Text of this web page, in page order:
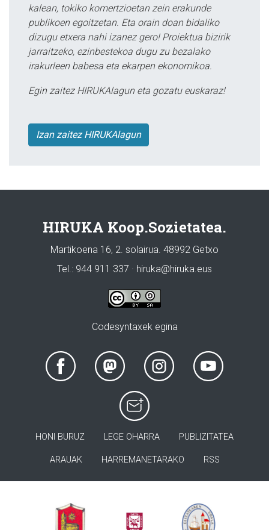
kalean, tokiko komertzioetan zein erakunde
publikoen egoitzetan. Eta orain doan bidaliko
dizugu etxera nahi izanez gero! Proiektua bizirik
jarraitzeko, ezinbestekoa dugu zu bezalako
irakurleen babesa eta ekarpen ekonomikoa.
Egin zaitez HIRUKAlagun eta gozatu euskaraz!
Izan zaitez HIRUKAlagun
HIRUKA Koop.Sozietatea.
Martikoena 16, 2. solairua. 48992 Getxo
Tel.: 944 911 337 · hiruka@hiruka.eus
Codesyntaxek egina
HONI BURUZ LEGE OHARRA PUBLIZITATEA
ARAUAK HARREMANETARAKO RSS